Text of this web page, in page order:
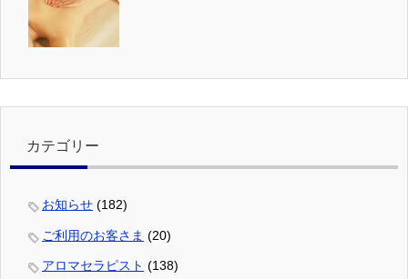
カテゴリー
お知らせ (182)
ご利用のお客さま (20)
アロマセラピスト (138)